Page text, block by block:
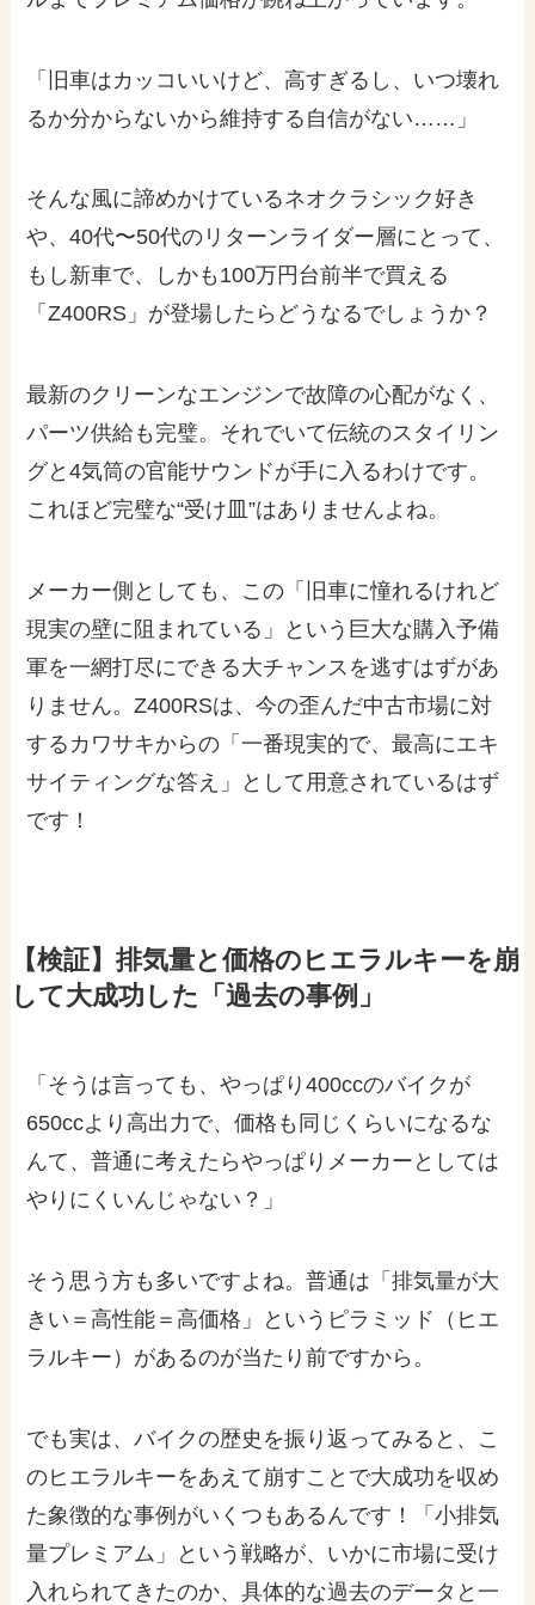
「旧車はカッコいいけど、高すぎるし、いつ壊れ
るか分からないから維持する自信がない……」
そんな風に諦めかけているネオクラシック好き
や、40代〜50代のリターンライダー層にとって、
もし新車で、しかも100万円台前半で買える
「Z400RS」が登場したらどうなるでしょうか？
最新のクリーンなエンジンで故障の心配がなく、
パーツ供給も完璧。それでいて伝統のスタイリン
グと4気筒の官能サウンドが手に入るわけです。
これほど完璧な“受け皿”はありませんよね。
メーカー側としても、この「旧車に憧れるけれど
現実の壁に阻まれている」という巨大な購入予備
軍を一網打尽にできる大チャンスを逃すはずがあ
りません。Z400RSは、今の歪んだ中古市場に対
するカワサキからの「一番現実的で、最高にエキ
サイティングな答え」として用意されているはず
です！
【検証】排気量と価格のヒエラルキーを崩
して大成功した「過去の事例」
「そうは言っても、やっぱり400ccのバイクが
650ccより高出力で、価格も同じくらいになるな
んて、普通に考えたらやっぱりメーカーとしては
やりにくいんじゃない？」
そう思う方も多いですよね。普通は「排気量が大
きい＝高性能＝高価格」というピラミッド（ヒエ
ラルキー）があるのが当たり前ですから。
でも実は、バイクの歴史を振り返ってみると、こ
のヒエラルキーをあえて崩すことで大成功を収め
た象徴的な事例がいくつもあるんです！「小排気
量プレミアム」という戦略が、いかに市場に受け
入れられてきたのか、具体的な過去のデータと一